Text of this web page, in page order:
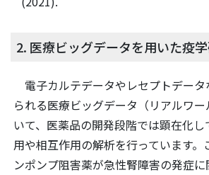
2. 医療ビッグデータを用いた疫
電子カルテデータやレセプトデー
られる医療ビッグデータ（リアルワ
いて、医薬品の開発段階では顕在化
用や相互作用の解析を行っています。
ンポンプ阻害薬が急性腎障害の発症に